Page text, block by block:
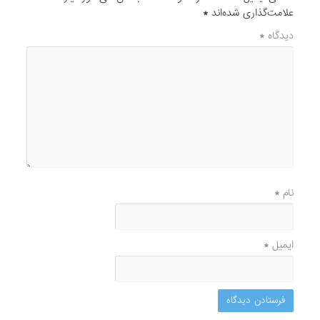
علامت‌گذاری شده‌اند*
دیدگاه*
نام*
ایمیل*